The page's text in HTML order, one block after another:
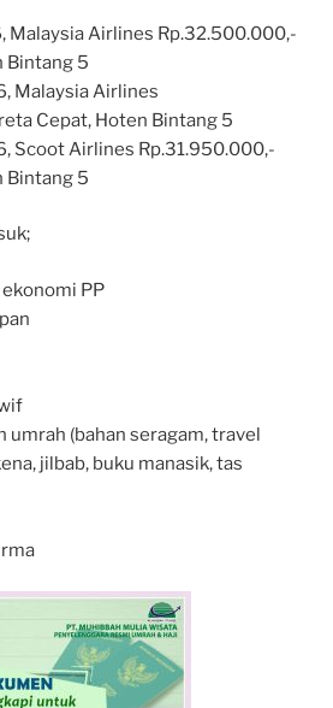
Malaysia Airlines Rp.32.500.000,-
Bintang 5
Malaysia Airlines
Cepat, Hoten Bintang 5
Scoot Airlines Rp.31.950.000,-
Bintang 5
PP
umrah (bahan seragam, travel
jilbab, buku manasik, tas